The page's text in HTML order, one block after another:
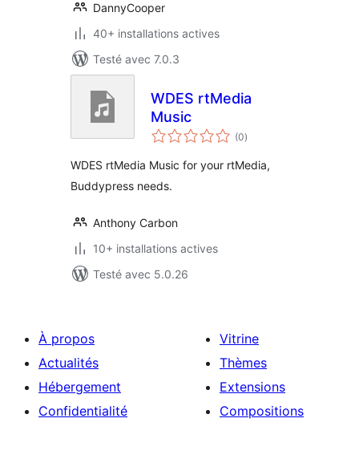
DannyCooper
40+ installations actives
Testé avec 7.0.3
WDES rtMedia
Music
(0notes
en
)
WDES rtMedia Music for your rtMedia,
Buddypress needs.
Anthony Carbon
10+ installations actives
Testé avec 5.0.26
À propos
Actualités
Hébergement
Confidentialité
Vitrine
Thèmes
Extensions
Compositions